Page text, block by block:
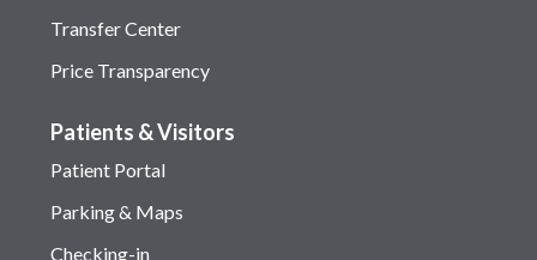
Transfer Center
Price Transparency
Patients & Visitors
Patient Portal
Parking & Maps
Checking-in